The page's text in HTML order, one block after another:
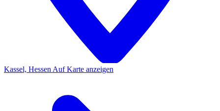
Kassel, Hessen Auf Karte anzeigen